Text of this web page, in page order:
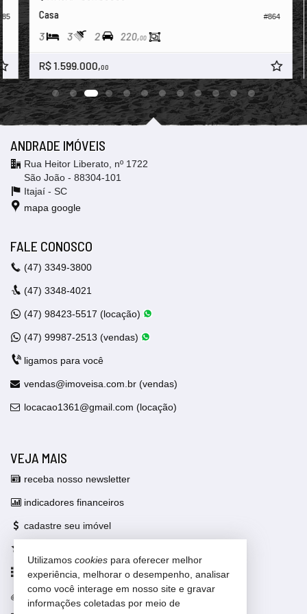
#864
Casa
3 220,00
R$ 1.599.000,00
ANDRADE IMÓVEIS
Rua Heitor Liberato, nº 1722
São João - 88304-101
Itajaí - SC
mapa google
FALE CONOSCO
(47) 3349-3800
(47) 3348-4021
(47) 98423-5517 (locação)
(47) 99987-2513 (vendas)
ligamos para você
vendas@imoveisa.com.br (vendas)
locacao1361@gmail.com (locação)
VEJA MAIS
receba nosso newsletter
indicadores financeiros
cadastre seu imóvel
mapa de imóveis
trabalhe conosco
Utilizamos cookies para oferecer melhor
experiência, melhorar o desempenho, analisar
como você interage em nosso site e gravar
informações coletadas por meio de